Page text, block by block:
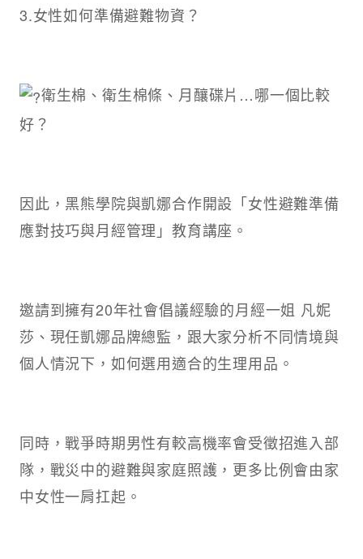
3.女性如何準備避難物資？
衛生棉、衛生棉條、月釀碟片…哪一個比較
好？
因此，黑熊學院與凱娜合作開設「女性避難準備
應對技巧與月經管理」教育講座。
邀請到擁有20年社會倡議經驗的月經一姐 凡妮
莎、現任凱娜品牌總監，跟大家分析不同情境與
個人情況下，如何選用適合的生理用品。
同時，戰爭時期男性有較高機率會受徵招進入部
隊，戰災中的避難與家庭照護，更多比例會由家
中女性一肩扛起。